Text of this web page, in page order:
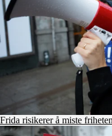
Frida risikerer å miste